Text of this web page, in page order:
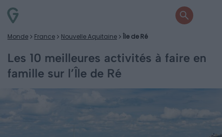
Monde France Nouvelle Aquitaine Île de Ré
Les 10 meilleures activités à faire en
famille sur l’Île de Ré